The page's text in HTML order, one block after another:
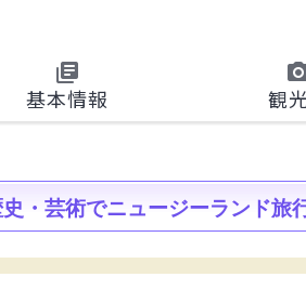
基本情報 観
・芸術でニュージーランド旅